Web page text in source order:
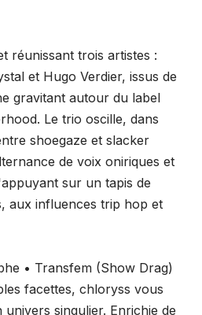
réunissant trois artistes :
et Hugo Verdier, issus de
gravitant autour du label
Le trio oscille, dans
shoegaze et slacker
de voix oniriques et
sur un tapis de
aux influences trip hop et
• Transfem (Show Drag)
facettes, chloryss vous
singulier. Enrichie de